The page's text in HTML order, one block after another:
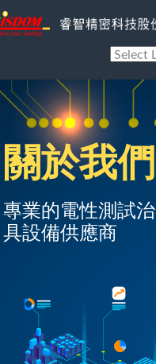
關於我們
產品介紹
服務​項目
關於我們
專業的電性測試治
具設備供應商